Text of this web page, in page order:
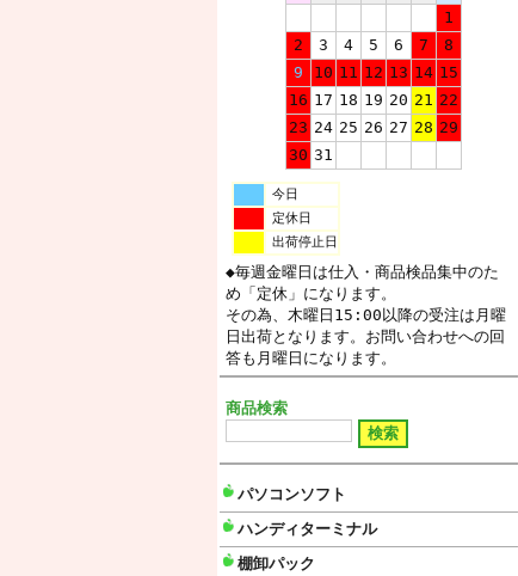
1
2
3 4 5 6 7
8
9
10 11 12 13 14 15
16 17 18 19 20 21 22
23 24 25 26 27 28 29
30 31
今日
定休日
出荷停止日
◆毎週金曜日は仕入・商品検品集中のた
め「定休」になります。
その為、木曜日15:00以降の受注は月曜
日出荷となります。お問い合わせへの回
答も月曜日になります。
商品検索
パソコンソフト
ハンディターミナル
棚卸パック